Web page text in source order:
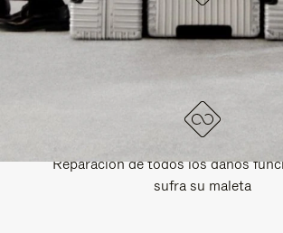
DISEÑO ALEMÁN
Cada artículo se somete a pruebas
inspecciona
Reparación de todos los daños
sufra su maleta